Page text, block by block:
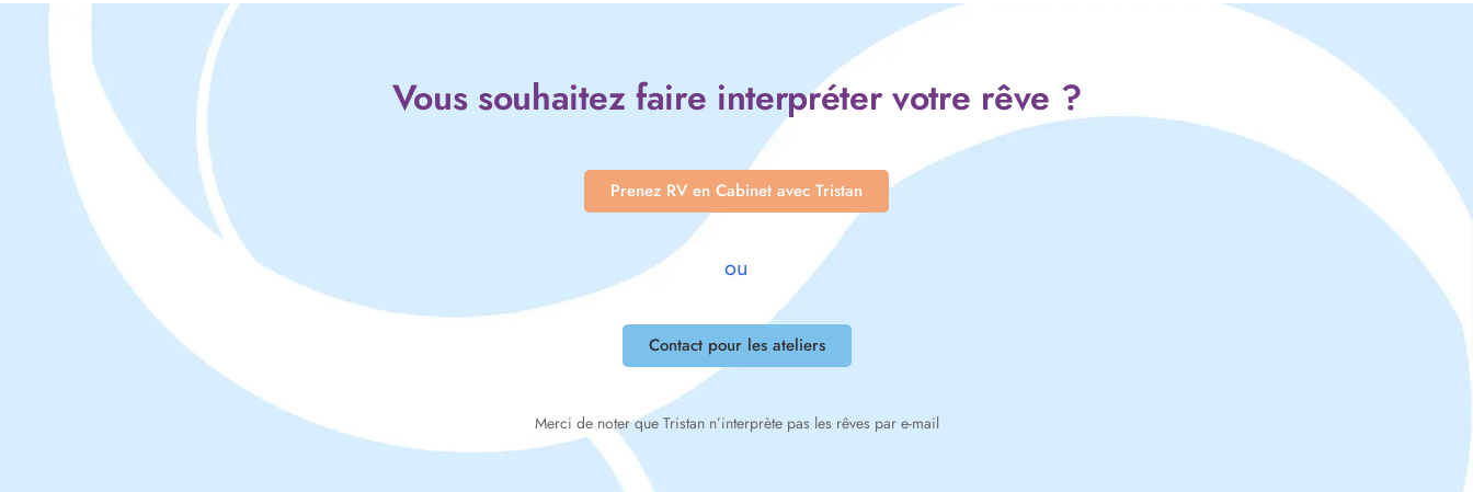
Vous souhaitez faire interpréter votre rêve ?
Prenez RV en Cabinet avec Tristan
ou
Contact pour les ateliers
Merci de noter que Tristan n’interprète pas les rêves par e-mail